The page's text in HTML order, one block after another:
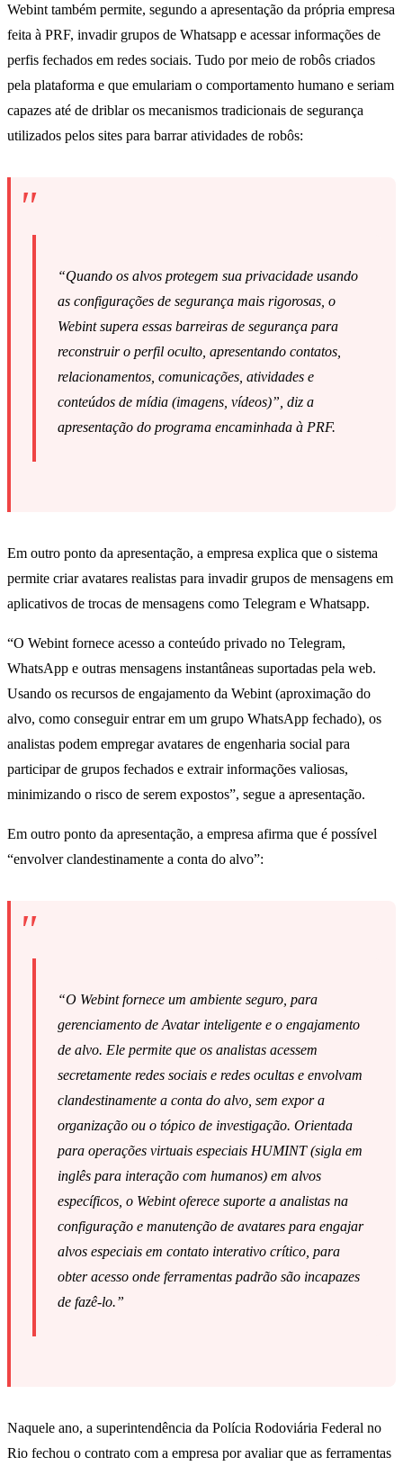
Webint também permite, segundo a apresentação da própria empresa
feita à PRF, invadir grupos de Whatsapp e acessar informações de
perfis fechados em redes sociais. Tudo por meio de robôs criados
pela plataforma e que emulariam o comportamento humano e seriam
capazes até de driblar os mecanismos tradicionais de segurança
utilizados pelos sites para barrar atividades de robôs:
“Quando os alvos protegem sua privacidade usando
as configurações de segurança mais rigorosas, o
Webint supera essas barreiras de segurança para
reconstruir o perfil oculto, apresentando contatos,
relacionamentos, comunicações, atividades e
conteúdos de mídia (imagens, vídeos)”, diz a
apresentação do programa encaminhada à PRF.
Em outro ponto da apresentação, a empresa explica que o sistema
permite criar avatares realistas para invadir grupos de mensagens em
aplicativos de trocas de mensagens como Telegram e Whatsapp.
“O Webint fornece acesso a conteúdo privado no Telegram,
WhatsApp e outras mensagens instantâneas suportadas pela web.
Usando os recursos de engajamento da Webint (aproximação do
alvo, como conseguir entrar em um grupo WhatsApp fechado), os
analistas podem empregar avatares de engenharia social para
participar de grupos fechados e extrair informações valiosas,
minimizando o risco de serem expostos”, segue a apresentação.
Em outro ponto da apresentação, a empresa afirma que é possível
“envolver clandestinamente a conta do alvo”:
“O Webint fornece um ambiente seguro, para
gerenciamento de Avatar inteligente e o engajamento
de alvo. Ele permite que os analistas acessem
secretamente redes sociais e redes ocultas e envolvam
clandestinamente a conta do alvo, sem expor a
organização ou o tópico de investigação. Orientada
para operações virtuais especiais HUMINT (sigla em
inglês para interação com humanos) em alvos
específicos, o Webint oferece suporte a analistas na
configuração e manutenção de avatares para engajar
alvos especiais em contato interativo crítico, para
obter acesso onde ferramentas padrão são incapazes
de fazê-lo.”
Naquele ano, a superintendência da Polícia Rodoviária Federal no
Rio fechou o contrato com a empresa por avaliar que as ferramentas